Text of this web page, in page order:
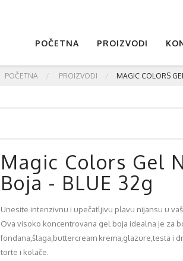
POČETNA PROIZVODI
POČETNA PROIZVODI MAGIC COLORS
Magic Colors Gel
Boja - BLUE 32g
Unesite intenzivnu i upečatljivu plavu nijansu u
Ova visoko koncentrovana gel boja idealna je za
fondana,šlaga,buttercream krema,glazure,testa i
torte i kolače.